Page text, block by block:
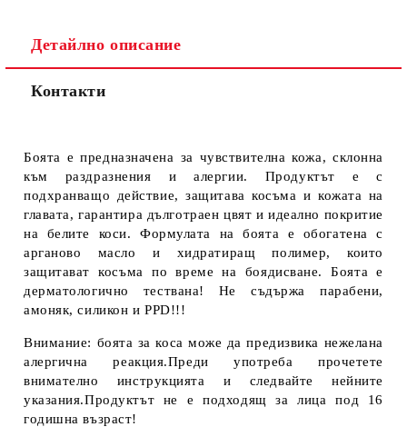
Детайлно описание
Контакти
Боята е предназначена за чувствителна кожа, склонна
към раздразнения и алергии. Продуктът е с
подхранващо действие, защитава косъма и кожата на
главата, гарантира дълготраен цвят и идеално покритие
на белите коси. Формулата на боята е обогатена с
арганово масло и хидратиращ полимер, които
защитават косъма по време на боядисване. Боята е
дерматологично тествана! Не съдържа парабени,
амоняк, силикон и PPD!!!
Внимание: боята за коса може да предизвика нежелана
алергична реакция.Преди употреба прочетете
внимателно инструкцията и следвайте нейните
указания.Продуктът не е подходящ за лица под 16
годишна възраст!